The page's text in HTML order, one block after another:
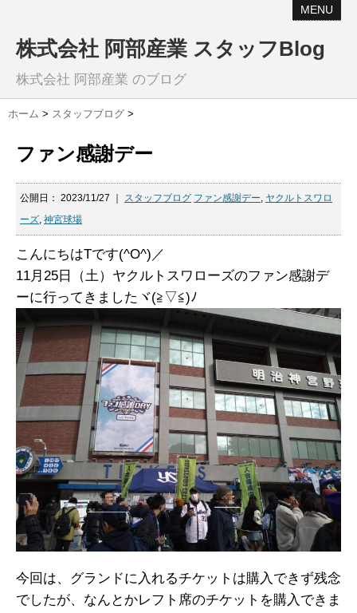
MENU
株式会社 阿部産業 スタッフBlog
株式会社 阿部産業 のブログ
ホーム > スタッフブログ >
ファン感謝デー
公開日： 2023/11/27 スタッフブログ ファン感謝デー, ヤクルトスワロ
ーズ, 神宮球場
こんにちはTです(^O^)／
11月25日（土）ヤクルトスワローズのファン感謝デ
ーに行ってきましたヾ(≧▽≦)ﾉ
今回は、グランドに入れるチケットは購入できず残念
でしたが、なんとかレフト席のチケットを購入できま